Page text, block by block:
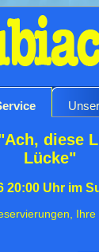
diese
Lücke"
20:00 Uhr im